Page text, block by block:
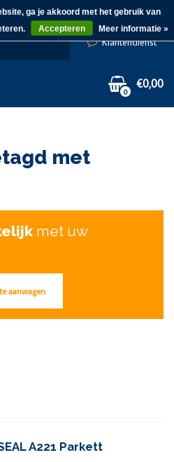
Klantendienst
0
€0,00
met
met uw
aanvragen
A221 Parkett
ga je akkoord met het gebruik van
Accepteren Meer informatie »